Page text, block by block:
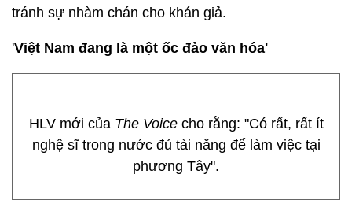
tránh sự nhàm chán cho khán giả.
'Việt Nam đang là một ốc đảo văn hóa'
HLV mới củaThe Voicecho rằng: "Có rất, rất ít
nghệ sĩ trong nước đủ tài năng để làm việc tại
phương Tây".